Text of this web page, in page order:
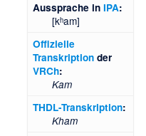
Aussprache inIPA:
[kʰam]
Offizielle
Transkription der
VRCh:
Kam
THDL-Transkription:
Kham